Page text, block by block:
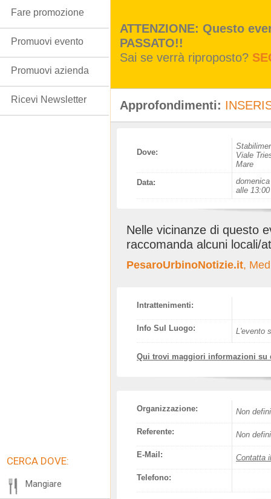
ATTENZIONE: Questo
PASSATO!!
Sai se verrà riproposto?
Approfondimenti:
Dove:
Viale
Mare
Data:
alle 13:00
Nelle vicinanze di questo
raccomanda alcuni locali/
PesaroUrbinoNotizie.it,
Intrattenimenti:
Info Sul Luogo: L'evento
Qui trovi maggiori informazioni su
Organizzazione: Non
Referente: Non
E-Mail: Contatta
Telefono:
Fare promozione
Promuovi evento
Promuovi azienda
Ricevi Newsletter
CERCA DOVE:
Mangiare